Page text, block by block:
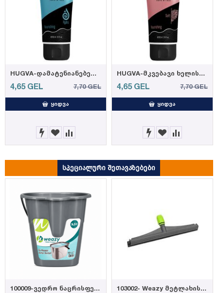
HUGVA-დამატენიანებელი ხელისა და სახის კრემი 100მლ (12)
4,65 GEL 7,70 GEL
ᲧᲘᲓᲕᲐ
HUGVA-მკვებავი ხელისა და სახის კრემი 100მლ (12)
4,65 GEL 7,70 GEL
ᲧᲘᲓᲕᲐ
სპეციალური შეთავაზებები
100009-ვედრო ნაცრისფერი 14,5ლ 103002- Weazy მეტლახის საწმენდი რეზინის პირით 55სმ (12)